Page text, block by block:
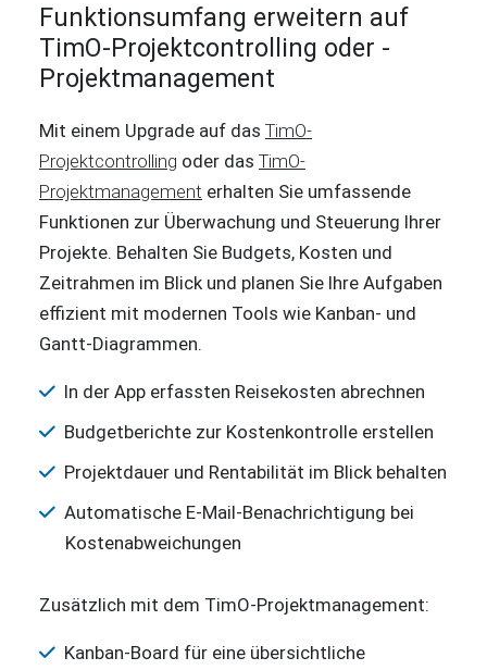
Funktionsumfang erweitern auf
TimO-Projektcontrolling oder -
Projektmanagement
Mit einem Upgrade auf das TimO-
Projektcontrolling oder das TimO-
Projektmanagement erhalten Sie umfassende
Funktionen zur Überwachung und Steuerung Ihrer
Projekte. Behalten Sie Budgets, Kosten und
Zeitrahmen im Blick und planen Sie Ihre Aufgaben
effizient mit modernen Tools wie Kanban- und
Gantt-Diagrammen.
In der App erfassten Reisekosten abrechnen
Budgetberichte zur Kostenkontrolle erstellen
Projektdauer und Rentabilität im Blick behalten
Automatische E-Mail-Benachrichtigung bei
Kostenabweichungen
Zusätzlich mit dem TimO-Projektmanagement:
Kanban-Board für eine übersichtliche